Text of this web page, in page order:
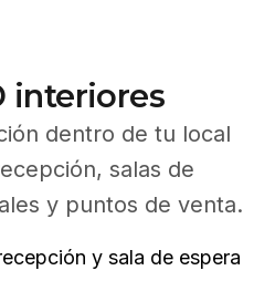
interiores
dentro de tu local
salas de
y puntos de venta.
y sala de espera